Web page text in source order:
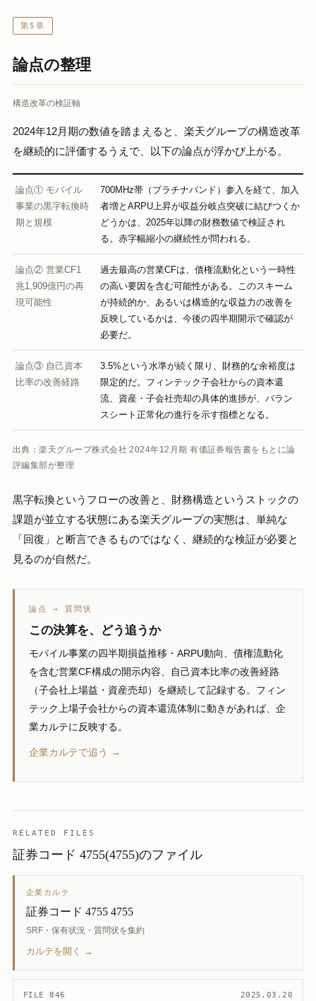
第5章
論点の整理
構造改革の検証軸
2024年12月期の数値を踏まえると、楽天グループの構造改革
を継続的に評価するうえで、以下の論点が浮かび上がる。
論点① モバイル
事業の黒字転換時
期と規模
700MHz帯（プラチナバンド）参入を経て、加入
者増とARPU上昇が収益分岐点突破に結びつくか
どうかは、2025年以降の財務数値で検証され
る。赤字幅縮小の継続性が問われる。
論点② 営業CF1
兆1,909億円の再
現可能性
過去最高の営業CFは、債権流動化という一時性
の高い要因を含む可能性がある。このスキーム
が持続的か、あるいは構造的な収益力の改善を
反映しているかは、今後の四半期開示で確認が
必要だ。
論点③ 自己資本
比率の改善経路
3.5%という水準が続く限り、財務的な余裕度は
限定的だ。フィンテック子会社からの資本還
流、資産・子会社売却の具体的進捗が、バラン
スシート正常化の進行を示す指標となる。
出典：楽天グループ株式会社 2024年12月期 有価証券報告書をもとに論
評編集部が整理
黒字転換というフローの改善と、財務構造というストックの
課題が並立する状態にある楽天グループの実態は、単純な
「回復」と断言できるものではなく、継続的な検証が必要と
見るのが自然だ。
論点 → 質問状
この決算を、どう追うか
モバイル事業の四半期損益推移・ARPU動向、債権流動化
を含む営業CF構成の開示内容、自己資本比率の改善経路
（子会社上場益・資産売却）を継続して記録する。フィン
テック上場子会社からの資本還流体制に動きがあれば、企
業カルテに反映する。
企業カルテで追う →
RELATED FILES
証券コード 4755(4755)のファイル
企業カルテ
証券コード 4755 4755
SRF・保有状況・質問状を集約
カルテを開く →
FILE 846 2025.03.20